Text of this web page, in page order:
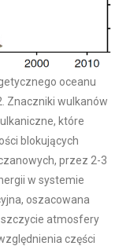
oceanu
Znaczniki wulkanów
które
blokujących
przez 2-3
w systemie
oszacowana
atmosfery
części